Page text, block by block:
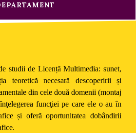
studii de Licență Multimedia: sunet,
teoretică necesară descoperirii și
din cele două domenii (montaj
funcţiei pe care ele o au în
și oferă oportunitatea dobândirii